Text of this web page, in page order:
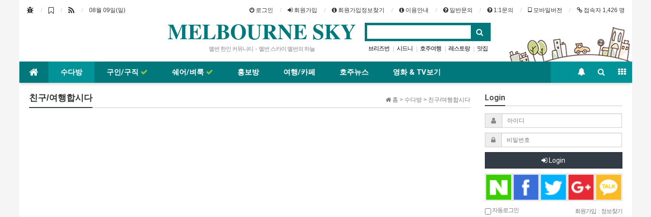
08월 09일(일) 로그인 회원가입 회원가입정보찾기 이용안내 일반문의 1:1문의 모바일버전 접속자 1,426 명
MELBOURNE SKY
멜번 한인 커뮤니티 - 멜번 스카이 멜번의 하늘 브리즈번 | 시드니 | 호주여행 | 레스토랑 | 맛집
수다방 구인/구직 쉐어/벼룩 홍보방 여행/카페 호주뉴스 영화 & TV보기
홈 > 수다방 > 친구/여행합시다
친구/여행합시다 Login
Login
자동로그인 회원가입 | 정보찾기